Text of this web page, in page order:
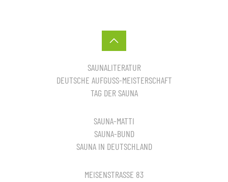
SAUNALITERATUR
DEUTSCHE AUFGUSS-MEISTERSCHAFT
TAG DER SAUNA
SAUNA-MATTI
SAUNA-BUND
SAUNA IN DEUTSCHLAND
MEISENSTRASSE 83